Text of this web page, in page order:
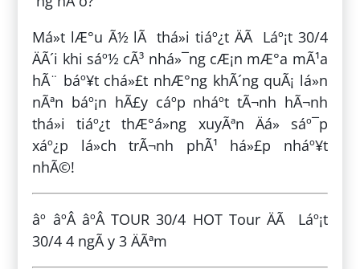
Má»t lÆ°u Ã½ lÃ thá»i tiáº¿t ÄÃ Láº¡t 30/4
ÄÃ´i khi sáº½ cÃ³ nhá»¯ng cÆ¡n mÆ°a mÃ¹a
hÃ¨ báº¥t chá»£t nhÆ°ng khÃ´ng quÃ¡ lá»n
nÃªn báº¡n hÃ£y cáº­p nháº­t tÃ¬nh hÃ¬nh
thá»i tiáº¿t thÆ°á»ng xuyÃªn Äá» sáº¯p
xáº¿p lá»ch trÃ¬nh phÃ¹ há»£p nháº¥t
nhÃ©!
âº âºÂ âºÂ TOUR 30/4 HOT Tour ÄÃ Láº¡t
30/4 4 ngÃ y 3 ÄÃªm